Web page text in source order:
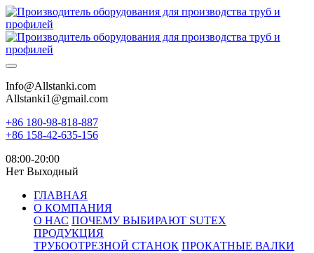
Info@Allstanki.com
Allstanki1@gmail.com
+86 180-98-818-887
+86 158-42-635-156
08:00-20:00
Нет Выходный
ГЛАВНАЯ
О КОМПАНИЯ
О НАС ПОЧЕМУ ВЫБИРАЮТ SUTEX
ПРОДУКЦИЯ
ТРУБООТРЕЗНОЙ СТАНОК ПРОКАТНЫЕ ВАЛКИ